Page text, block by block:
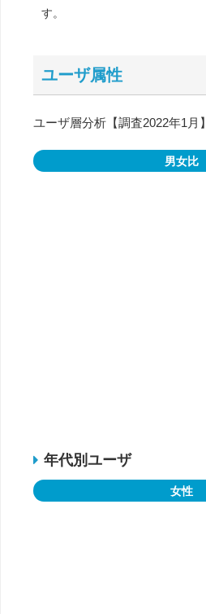
す。
ユーザ属性
ユーザ層分析【調査2022年1月】
男女比
年代別ユーザ
女性